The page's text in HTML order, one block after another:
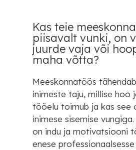
Kas teie
piisavalt vunki, on
juurde vaja või
maha võtta?
Meeskonnatöös
inimeste taju, millise hoo
tööelu toimub ja kas see
inimese sisemise
on indu ja motivatsiooni
enese